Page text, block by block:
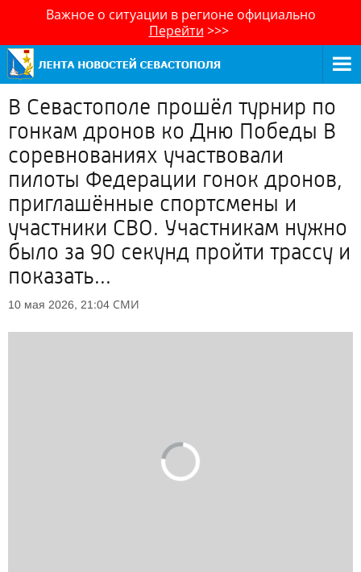
Важное о ситуации в регионе официально
Перейти >>>
В Севастополе прошёл турнир по
гонкам дронов ко Дню Победы В
соревнованиях участвовали
пилоты Федерации гонок дронов,
приглашённые спортсмены и
участники СВО. Участникам нужно
было за 90 секунд пройти трассу и
показать...
10 мая 2026, 21:04 СМИ